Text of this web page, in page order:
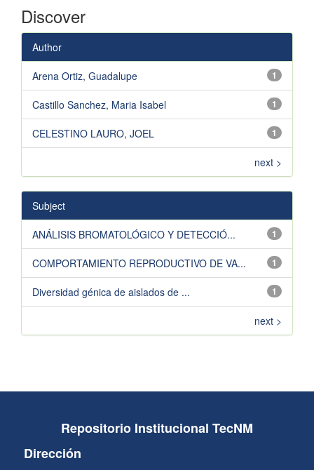
Discover
Author
1
Arena Ortiz, Guadalupe
1
Castillo Sanchez, Maria Isabel
1
CELESTINO LAURO, JOEL
next >
Subject
1
ANÁLISIS BROMATOLÓGICO Y DETECCIÓ...
1
COMPORTAMIENTO REPRODUCTIVO DE VA...
1
Diversidad génica de aislados de ...
next >
Repositorio Institucional TecNM
Dirección